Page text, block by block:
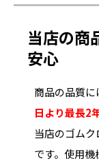
当店の商
安心
商品の品質に
日より最長2
当店のゴム
です。使用